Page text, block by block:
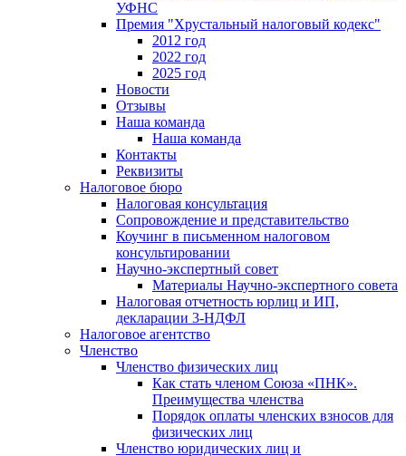
УФНС
Премия "Хрустальный налоговый кодекс"
2012 год
2022 год
2025 год
Новости
Отзывы
Наша команда
Наша команда
Контакты
Реквизиты
Налоговое бюро
Налоговая консультация
Cопровождение и представительство
Коучинг в письменном налоговом
консультировании
Научно-экспертный совет
Материалы Научно-экспертного совета
Налоговая отчетность юрлиц и ИП,
декларации 3-НДФЛ
Налоговое агентство
Членство
Членство физических лиц
Как стать членом Союза «ПНК».
Преимущества членства
Порядок оплаты членских взносов для
физических лиц
Членство юридических лиц и